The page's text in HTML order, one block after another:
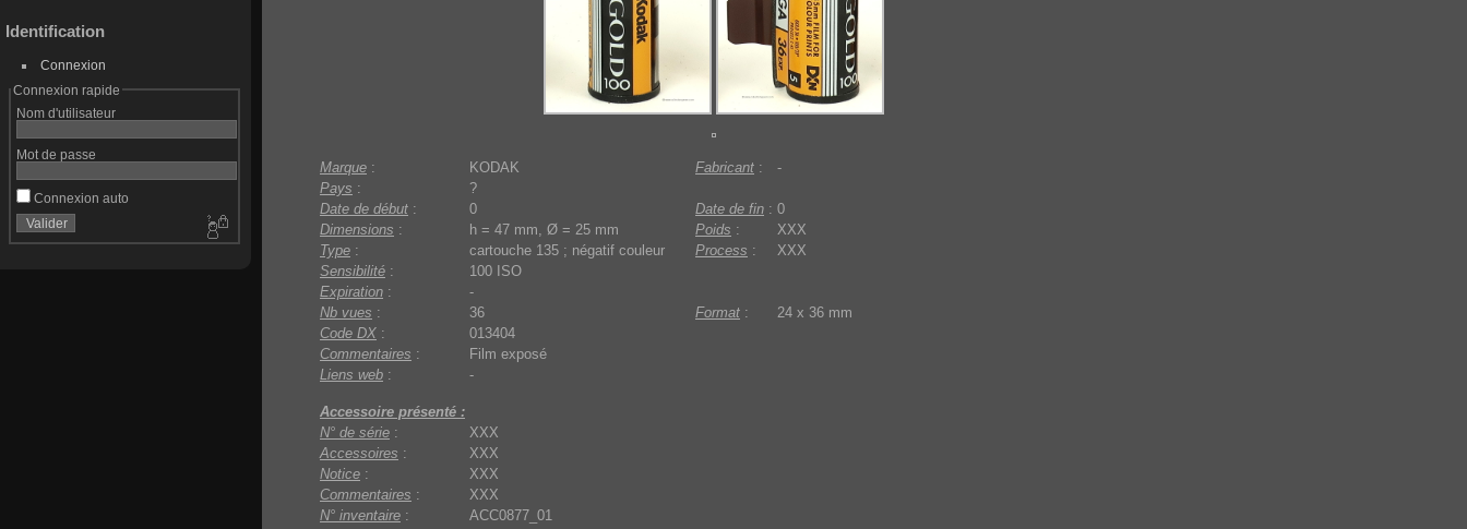
Identification
Connexion
Connexion rapide
Nom d'utilisateur
Mot de passe
Connexion auto
Marque : KODAK Fabricant :
-
Pays :
?
Date de début : 0 Date de fin : 0
Dimensions : h = 47 mm, Ø = 25 mm Poids :
XXX
Type : cartouche 135 ; négatif couleur Process :
XXX
Sensibilité :
100 ISO
Expiration :
-
Nb vues : 36 Format :
24 x 36 mm
Code DX :
013404
Commentaires :
Film exposé
Liens web : -
Accessoire présenté :
N° de série :
XXX
Accessoires :
XXX
Notice :
XXX
Commentaires :
XXX
N° inventaire : ACC0877_01